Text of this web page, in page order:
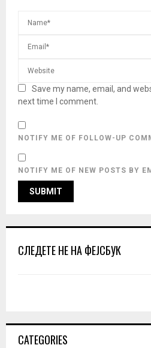
Save my name, email, and
next time I comment.
NOTIFY ME OF FOLLOW-UP
NOTIFY ME OF NEW POSTS BY
СЛЕДЕТЕ НЕ НА ФЕЈСБУК
CATEGORIES